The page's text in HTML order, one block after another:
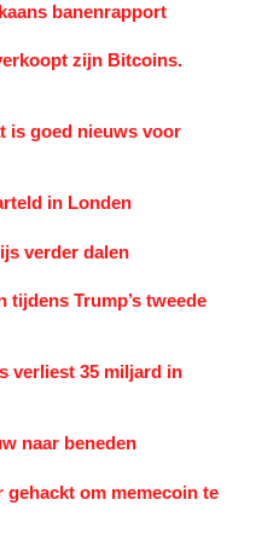
banenrapport
zijn Bitcoins.
is goed nieuws voor
in Londen
verder dalen
Trump’s tweede
verliest 35 miljard in
naar beneden
om memecoin te